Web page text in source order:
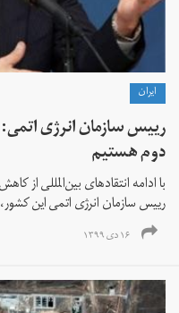
ايران
رییس سازمان انرژی
دوم هستیم
با ادامه انتقادهای بین‌المللی از
رییس سازمان انرژی اتمی این
۱۶ دی ۱۳۹۹